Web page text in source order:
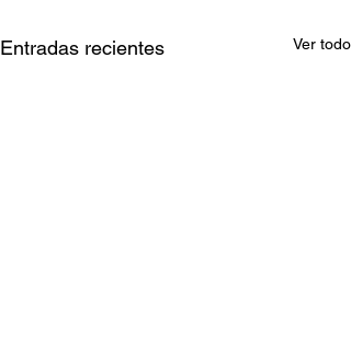
Entradas recientes Ver todo